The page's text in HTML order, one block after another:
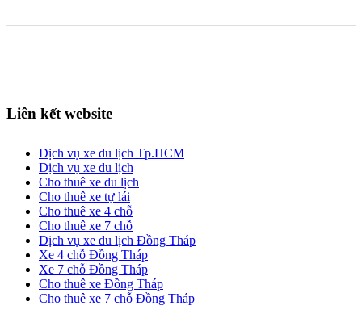
Liên kết website
Dịch vụ xe du lịch Tp.HCM
Dịch vụ xe du lịch
Cho thuê xe du lịch
Cho thuê xe tự lái
Cho thuê xe 4 chỗ
Cho thuê xe 7 chỗ
Dịch vụ xe du lịch Đồng Tháp
Xe 4 chỗ Đồng Tháp
Xe 7 chỗ Đồng Tháp
Cho thuê xe Đồng Tháp
Cho thuê xe 7 chỗ Đồng Tháp